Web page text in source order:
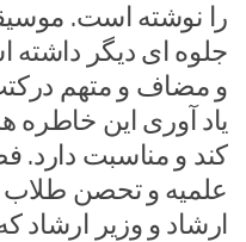
را نوشته است.
جلوه ای دیگر
و مضاف و متهم
یاد آوری این
کند و مناسبت
علمیه و تحصن طلاب
ارشاد و وزیر ارشاد